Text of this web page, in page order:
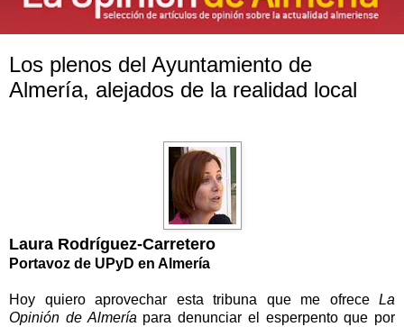
Los plenos del Ayuntamiento de
Almería, alejados de la realidad local
Laura Rodríguez-Carretero
Portavoz de UPyD en Almería
Hoy quiero aprovechar esta tribuna que me ofrece La
Opinión de Almería para denunciar el esperpento que por